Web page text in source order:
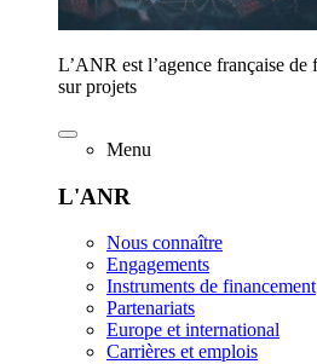
L’ANR est l’agence française de
sur projets
Menu
L'ANR
Nous connaître
Engagements
Instruments de financement
Partenariats
Europe et international
Carrières et emplois